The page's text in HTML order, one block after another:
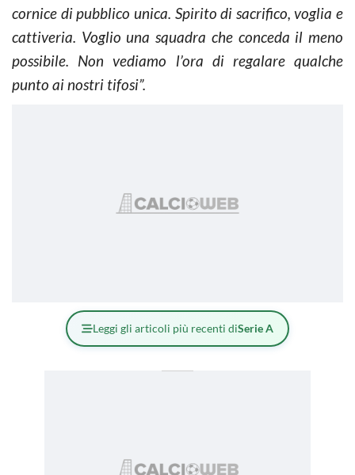
cornice di pubblico unica. Spirito di sacrifico, voglia e
cattiveria. Voglio una squadra che conceda il meno
possibile. Non vediamo l’ora di regalare qualche
punto ai nostri tifosi”.
Leggi gli articoli più recenti diSerie A